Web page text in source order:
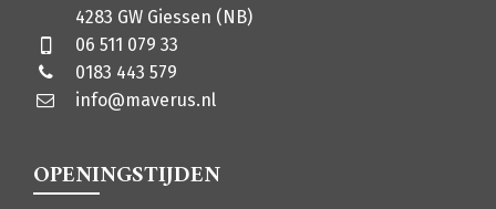
4283 GW Giessen (NB)
06 511 079 33
0183 443 579
info@maverus.nl
OPENINGSTIJDEN